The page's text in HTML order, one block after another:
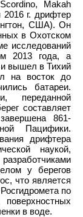
Makah
2016 г. дрифтер
США). Он
в Охотском
исследований
2013 года, а
вышел в Тихий
на восток до
батареи.
переданной
составляет
861-
Пацифики.
дрифтера
наукой,
у берегов
что является
по
в воде.